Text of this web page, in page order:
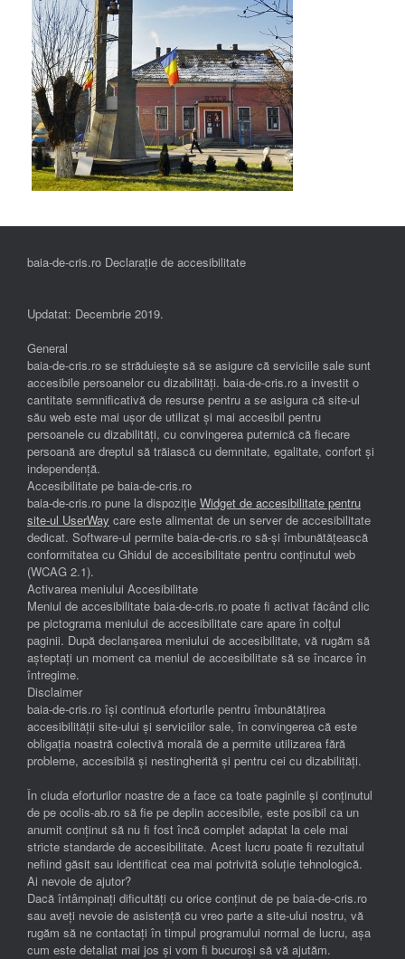
baia-de-cris.ro Declarație de accesibilitate
Updatat: Decembrie 2019.
General
baia-de-cris.ro se străduiește să se asigure că serviciile sale sunt
accesibile persoanelor cu dizabilități. baia-de-cris.ro a investit o
cantitate semnificativă de resurse pentru a se asigura că site-ul
său web este mai ușor de utilizat și mai accesibil pentru
persoanele cu dizabilități, cu convingerea puternică că fiecare
persoană are dreptul să trăiască cu demnitate, egalitate, confort și
independenţă.
Accesibilitate pe baia-de-cris.ro
baia-de-cris.ro pune la dispoziție Widget de accesibilitate pentru
site-ul UserWay care este alimentat de un server de accesibilitate
dedicat. Software-ul permite baia-de-cris.ro să-și îmbunătățească
conformitatea cu Ghidul de accesibilitate pentru conținutul web
(WCAG 2.1).
Activarea meniului Accesibilitate
Meniul de accesibilitate baia-de-cris.ro poate fi activat făcând clic
pe pictograma meniului de accesibilitate care apare în colțul
paginii. După declanșarea meniului de accesibilitate, vă rugăm să
așteptați un moment ca meniul de accesibilitate să se încarce în
întregime.
Disclaimer
baia-de-cris.ro își continuă eforturile pentru îmbunătățirea
accesibilității site-ului și serviciilor sale, în convingerea că este
obligația noastră colectivă morală de a permite utilizarea fără
probleme, accesibilă și nestingherită și pentru cei cu dizabilități.
În ciuda eforturilor noastre de a face ca toate paginile și conținutul
de pe ocolis-ab.ro să fie pe deplin accesibile, este posibil ca un
anumit conținut să nu fi fost încă complet adaptat la cele mai
stricte standarde de accesibilitate. Acest lucru poate fi rezultatul
nefiind găsit sau identificat cea mai potrivită soluție tehnologică.
Ai nevoie de ajutor?
Dacă întâmpinați dificultăți cu orice conținut de pe baia-de-cris.ro
sau aveți nevoie de asistență cu vreo parte a site-ului nostru, vă
rugăm să ne contactați în timpul programului normal de lucru, așa
cum este detaliat mai jos și vom fi bucuroși să vă ajutăm.